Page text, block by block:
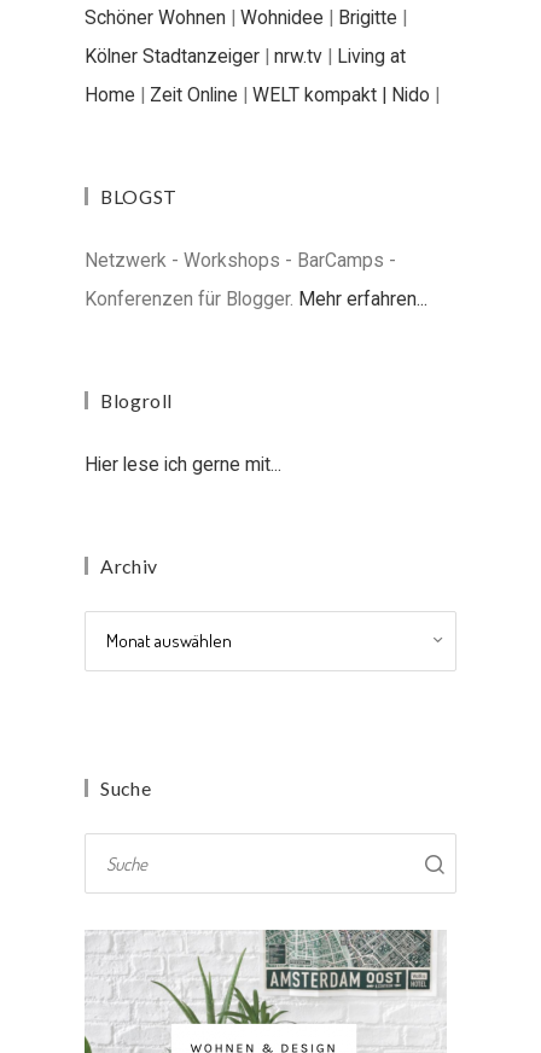
Schöner Wohnen | Wohnidee | Brigitte |
Kölner Stadtanzeiger | nrw.tv | Living at
Home | Zeit Online | WELT kompakt | Nido |
BLOGST
Netzwerk - Workshops - BarCamps -
Konferenzen für Blogger. Mehr erfahren...
Blogroll
Hier lese ich gerne mit...
Archiv
Suche